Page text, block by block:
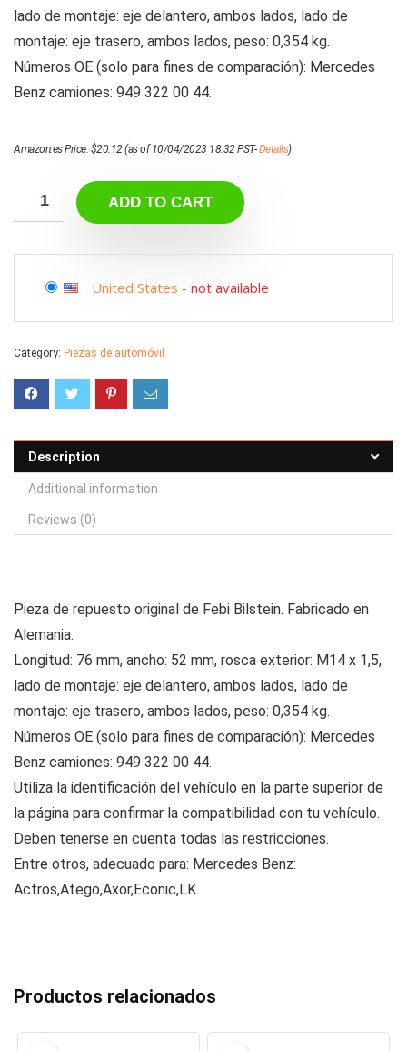
lado de montaje: eje delantero, ambos lados, lado de
montaje: eje trasero, ambos lados, peso: 0,354 kg.
Números OE (solo para fines de comparación): Mercedes
Benz camiones: 949 322 00 44.
Amazon.es Price:$20.12 (as of 10/04/2023 18:32 PST-Details)
ADD TO CART
United States - not available
Category: Piezas de automóvil
Description
Additional information
Reviews (0)
Pieza de repuesto original de Febi Bilstein. Fabricado en
Alemania.
Longitud: 76 mm, ancho: 52 mm, rosca exterior: M14 x 1,5,
lado de montaje: eje delantero, ambos lados, lado de
montaje: eje trasero, ambos lados, peso: 0,354 kg.
Números OE (solo para fines de comparación): Mercedes
Benz camiones: 949 322 00 44.
Utiliza la identificación del vehículo en la parte superior de
la página para confirmar la compatibilidad con tu vehículo.
Deben tenerse en cuenta todas las restricciones.
Entre otros, adecuado para: Mercedes Benz:
Actros,Atego,Axor,Econic,LK.
Productos relacionados